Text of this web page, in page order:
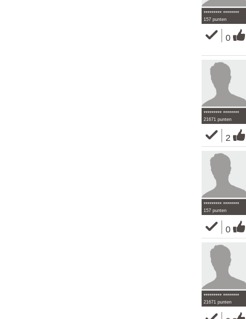
********* ********
157 punten
0
********* ********
21671 punten
2
********* ********
157 punten
0
********* ********
21671 punten